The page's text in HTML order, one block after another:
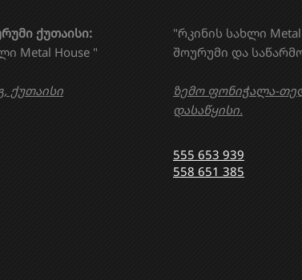
"რკინის სახლი Metal
შოურუმი და
ზემო ფონიჭალა-
დასაწყისი.
555 653 939
558 651 385
ქუთაისი:
Metal House "
ქუთაისი